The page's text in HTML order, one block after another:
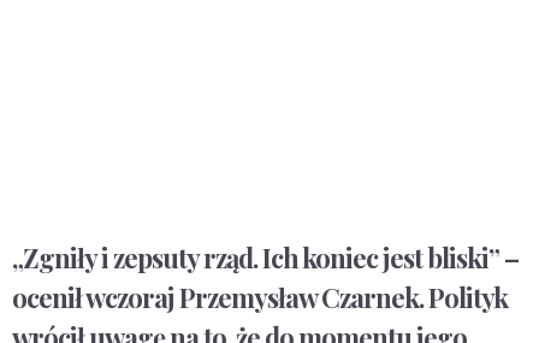
„Zgniły i zepsuty rząd. Ich koniec jest bliski” –
ocenił wczoraj Przemysław Czarnek. Polityk